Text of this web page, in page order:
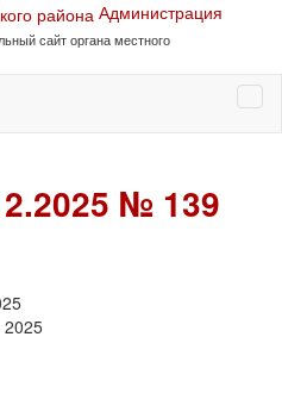
Администрация
сайт органа местного
№ 139
2025